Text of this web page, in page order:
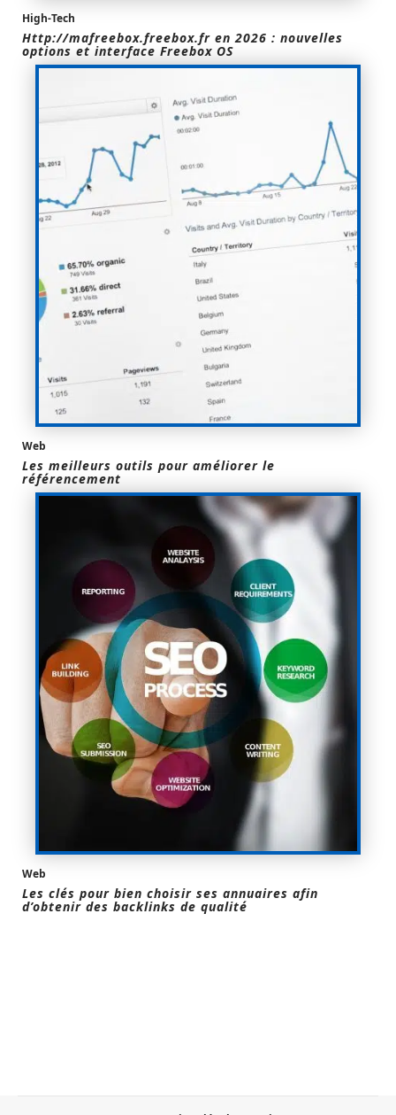
High-Tech
Http://mafreebox.freebox.fr en 2026 : nouvelles
options et interface Freebox OS
Web
Les meilleurs outils pour améliorer le
référencement
Web
Les clés pour bien choisir ses annuaires afin
d’obtenir des backlinks de qualité